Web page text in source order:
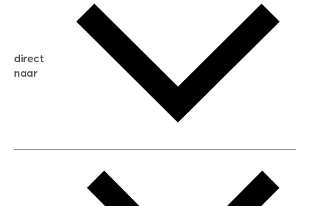
gratis zoekservice
huis verkopen
huis kopen
aankoopadvies
verkoopadvies
direct
naar
hypotheek berekenen